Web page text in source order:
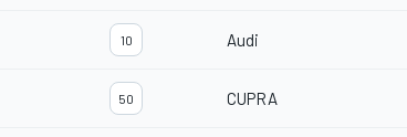
10 Audi
50 CUPRA